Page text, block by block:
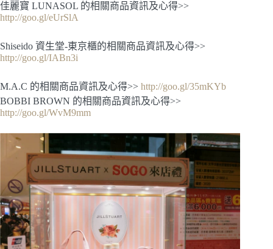
佳麗寶 LUNASOL 的相關商品資訊及心得>>
http://goo.gl/eUrSlA
Shiseido 資生堂-東京櫃的相關商品資訊及心得>>
http://goo.gl/IABn3i
M.A.C 的相關商品資訊及心得>> http://goo.gl/35mKYb
BOBBI BROWN 的相關商品資訊及心得>>
http://goo.gl/WvM9mm